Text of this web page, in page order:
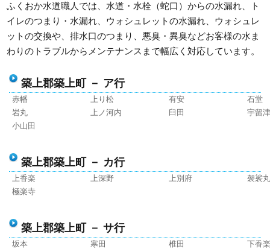
ふくおか水道職人では、水道・水栓（蛇口）からの水漏れ、ト
イレのつまり・水漏れ、ウォシュレットの水漏れ、ウォシュレ
ットの交換や、排水口のつまり、悪臭・異臭などお客様の水ま
わりのトラブルからメンテナンスまで幅広く対応しています。
築上郡築上町 － ア行
赤幡 上り松 有安
石堂
岩丸
上ノ河内 臼田
宇留
小山田
築上郡築上町 － カ行
上香楽 上深野 上別府
袈裟
極楽寺
築上郡築上町 － サ行
坂本 寒田 椎田
下香